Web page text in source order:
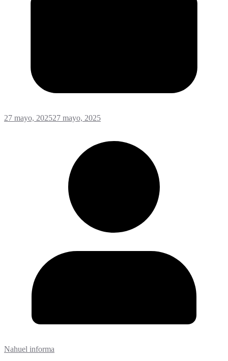
27 mayo, 202527 mayo, 2025
Nahuel informa